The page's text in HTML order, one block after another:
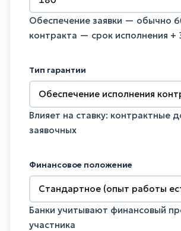
Обеспечение заявки — обычно
контракта — срок исполнения +
Тип гарантии
Влияет на ставку: контрактные
заявочных
Финансовое положение
Банки учитывают финансовый
участника